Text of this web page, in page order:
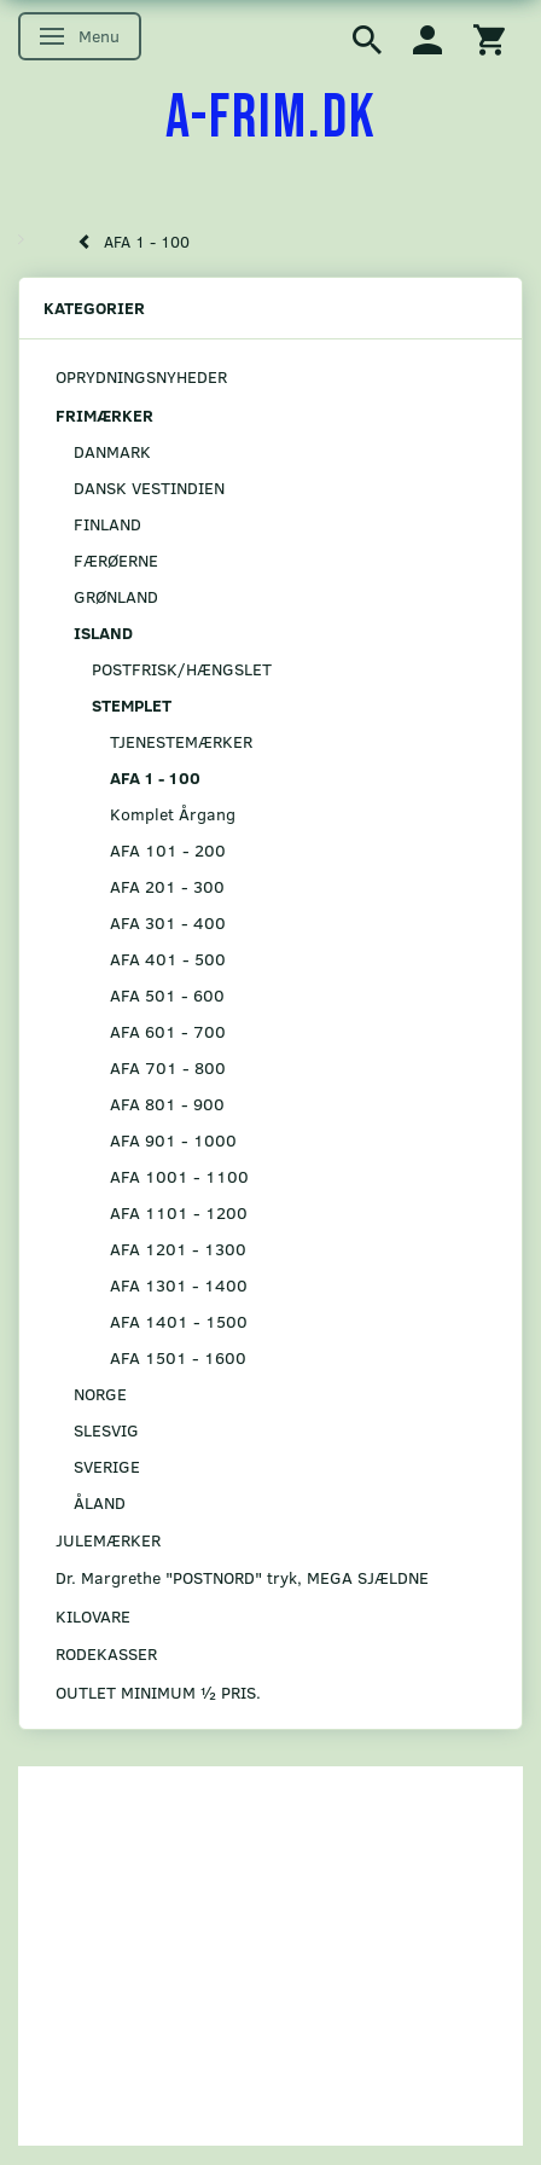
Skifte navigation
Menu
A-FRIM.DK
AFA 1 - 100
KATEGORIER
OPRYDNINGSNYHEDER
FRIMÆRKER
DANMARK
DANSK VESTINDIEN
FINLAND
FÆRØERNE
GRØNLAND
ISLAND
POSTFRISK/HÆNGSLET
STEMPLET
TJENESTEMÆRKER
AFA 1 - 100
Komplet Årgang
AFA 101 - 200
AFA 201 - 300
AFA 301 - 400
AFA 401 - 500
AFA 501 - 600
AFA 601 - 700
AFA 701 - 800
AFA 801 - 900
AFA 901 - 1000
AFA 1001 - 1100
AFA 1101 - 1200
AFA 1201 - 1300
AFA 1301 - 1400
AFA 1401 - 1500
AFA 1501 - 1600
NORGE
SLESVIG
SVERIGE
ÅLAND
JULEMÆRKER
Dr. Margrethe "POSTNORD" tryk, MEGA SJÆLDNE
KILOVARE
RODEKASSER
OUTLET MINIMUM ½ PRIS.